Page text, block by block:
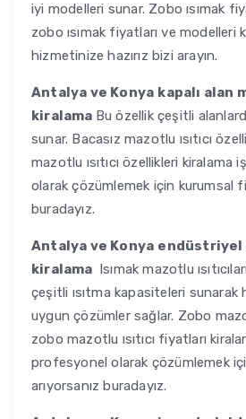
iyi modelleri sunar. Zobo ısımak
zobo ısımak fiyatları ve modelleri
hizmetinize hazırız bizi arayın.
Antalya ve Konya kapalı alan
kiralama Bu özellik çeşitli
sunar. Bacasız mazotlu ısıtıcı
mazotlu ısıtıcı özellikleri
olarak çözümlemek için kurumsal
buradayız.
Antalya ve Konya endüstriyel
kiralama Isımak mazotlu
çeşitli ısıtma kapasiteleri
uygun çözümler sağlar. Zobo
zobo mazotlu ısıtıcı fiyatları
profesyonel olarak çözümlemek
arıyorsanız buradayız.